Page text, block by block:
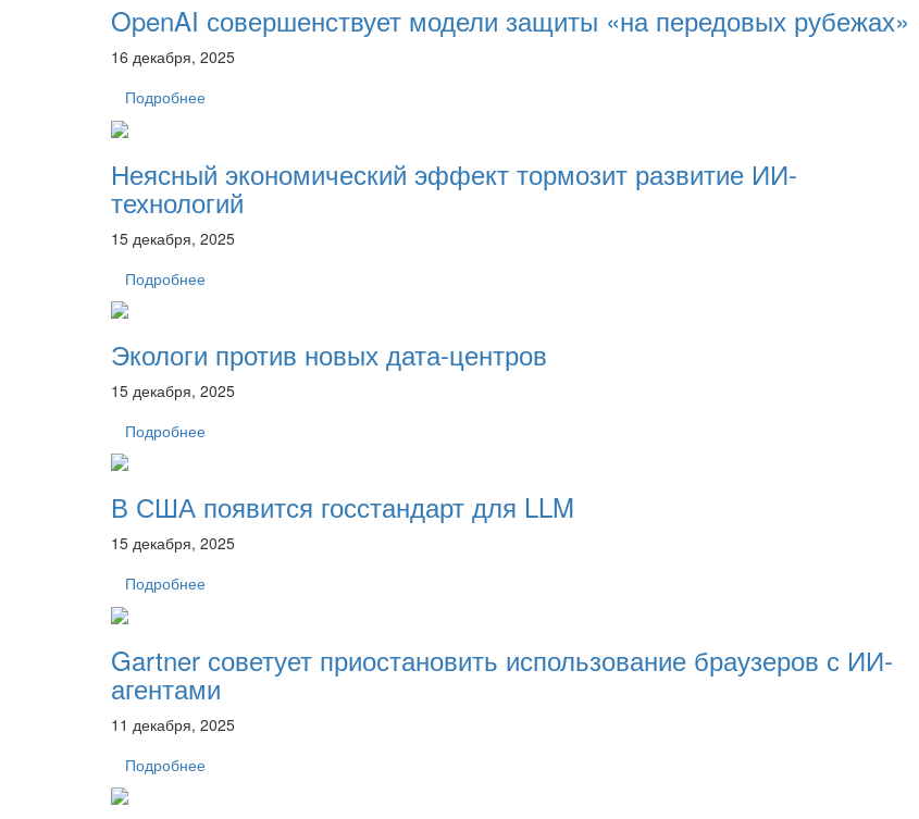
OpenAI совершенствует модели защиты «на передовых рубежах»
16 декабря, 2025
Подробнее
Неясный экономический эффект тормозит развитие ИИ-
технологий
15 декабря, 2025
Подробнее
Экологи против новых дата-центров
15 декабря, 2025
Подробнее
В США появится госстандарт для LLM
15 декабря, 2025
Подробнее
Gartner советует приостановить использование браузеров с ИИ-
агентами
11 декабря, 2025
Подробнее